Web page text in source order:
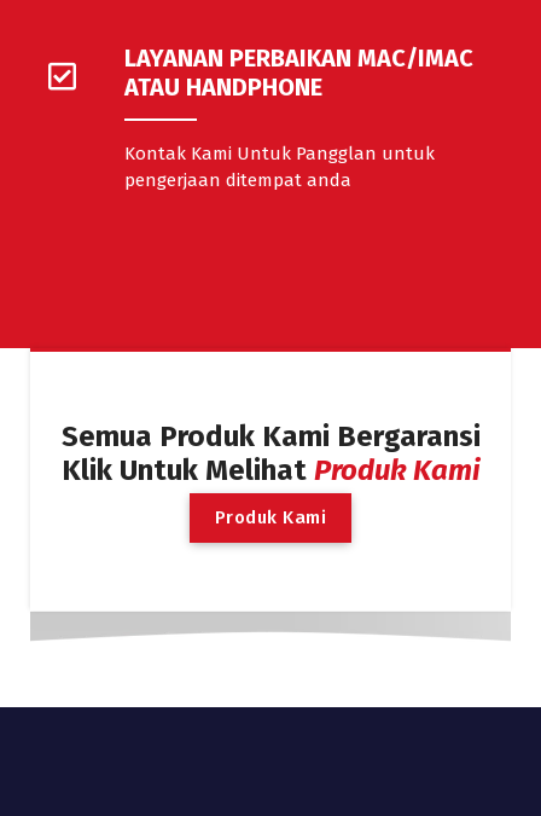
LAYANAN PERBAIKAN MAC/IMAC
ATAU HANDPHONE
Kontak Kami Untuk Pangglan untuk
pengerjaan ditempat anda
Semua Produk Kami Bergaransi
Klik Untuk Melihat Produk Kami
Produk Kami